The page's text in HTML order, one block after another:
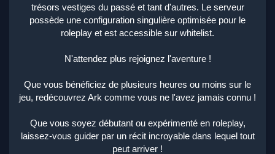
trésors vestiges du passé et tant d'autres. Le serveur
possède une configuration singulière optimisée pour le
roleplay et est accessible sur whitelist.
N'attendez plus rejoignez l'aventure !
Que vous bénéficiez de plusieurs heures ou moins sur le
jeu, redécouvrez Ark comme vous ne l'avez jamais connu !
Que vous soyez débutant ou expérimenté en roleplay,
laissez-vous guider par un récit incroyable dans lequel tout
peut arriver !